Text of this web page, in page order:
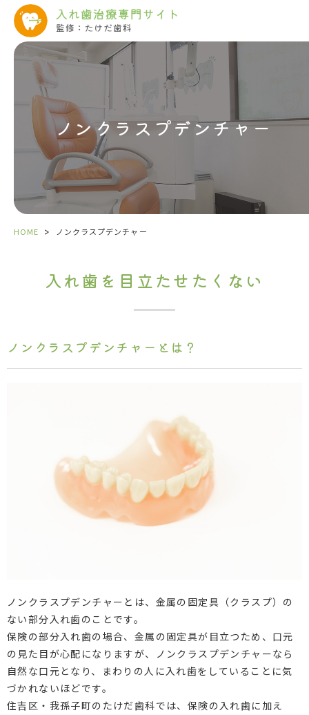
ノンクラスプデンチャー
HOME > ノンクラスプデンチャー
入れ歯を目立たせたくない
ノンクラスプデンチャーとは？
ノンクラスプデンチャーとは、金属の固定具（クラスプ）の
ない部分入れ歯のことです。
保険の部分入れ歯の場合、金属の固定具が目立つため、口元
の見た目が心配になりますが、ノンクラスプデンチャーなら
自然な口元となり、まわりの人に入れ歯をしていることに気
づかれないほどです。
住吉区・我孫子町のたけだ歯科では、保険の入れ歯に加え